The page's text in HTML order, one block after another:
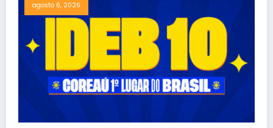
agosto 6, 2026